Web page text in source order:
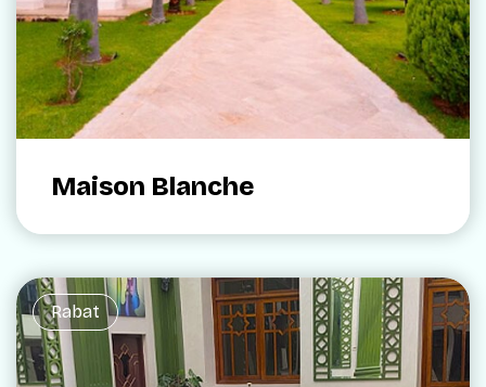
Maison Blanche
Rabat